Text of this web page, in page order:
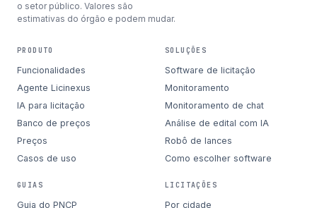
o setor público. Valores são
estimativas do órgão e podem mudar.
PRODUTO
Funcionalidades
Agente Licinexus
IA para licitação
Banco de preços
Preços
Casos de uso
SOLUÇÕES
Software de licitação
Monitoramento
Monitoramento de chat
Análise de edital com IA
Robô de lances
Como escolher software
GUIAS
Guia do PNCP
LICITAÇÕES
Por cidade